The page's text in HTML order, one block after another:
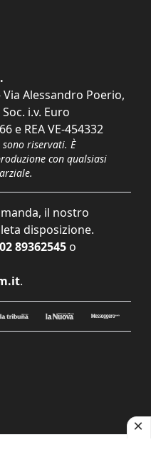
Alessandro Poerio,
i.v. Euro
e REA VE-454332
riservati. È
con qualsiasi
il nostro
disposizione.
02 89362545 o
.